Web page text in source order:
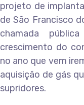
projeto de
de São Francisco
chamada
crescimento do
no ano que vem
aquisição de gás
supridores.